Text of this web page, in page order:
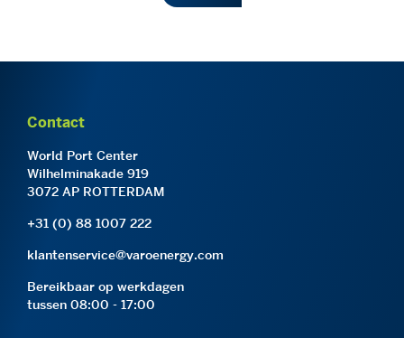
Contact
World Port Center
Wilhelminakade 919
3072 AP ROTTERDAM
+31 (0) 88 1007 222
klantenservice@varoenergy.com
Bereikbaar op werkdagen
tussen 08:00 - 17:00